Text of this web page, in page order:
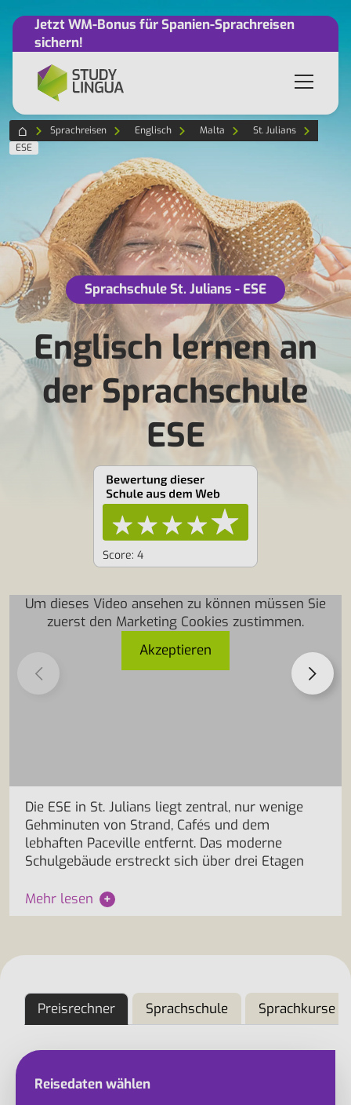
Jetzt WM-Bonus für Spanien-Sprachreisen
sichern!
Sprachreisen Englisch Malta
St. Julians
ESE
Sprachschule St. Julians - ESE
Englisch lernen an
der Sprachschule
ESE
Score: 4
Um dieses Video ansehen zu können müssen Sie
zuerst den Marketing Cookies zustimmen.
Akzeptieren
Die ESE in St. Julians liegt zentral, nur wenige
Gehminuten von Strand, Cafés und dem
lebhaften Paceville entfernt. Das moderne
Schulgebäude erstreckt sich über drei Etagen
Mehr lesen +
Preisrechner Sprachschule Sprachkurse
Reisedaten wählen